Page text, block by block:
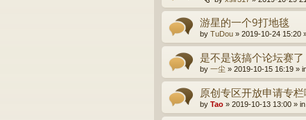
游星的一个9打地毯
by TuDou » 2019-10-24 15:20
是不是该搞个论坛赛了
by 一尘 » 2019-10-15 16:19 »
原创专区开放申请专栏
by Tao » 2019-10-13 13:00 » in